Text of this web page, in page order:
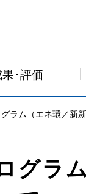
果･評価
ラム（エネ環／新
グラ